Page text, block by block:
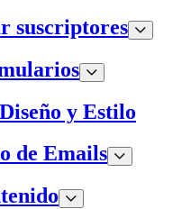
suscriptores
Diseño y Estilo
de Emails